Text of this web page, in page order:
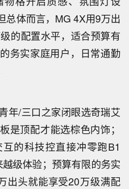
总体而言，MG 4X用9万出
的配置水平，适合预算有
务实家庭用户，日常通勤
年/三口之家闭眼选奇瑞艾
是顶配才能选棕色内饰；
的科技控直接冲零跑B1
级体验；预算有限的务实
出头就能享受20万级满配